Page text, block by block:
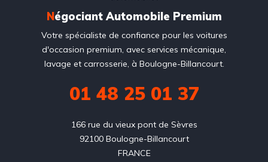
Négociant Automobile Premium
Votre spécialiste de confiance pour les voitures
d'occasion premium, avec services mécanique,
lavage et carrosserie, à Boulogne-Billancourt.
01 48 25 01 37
166 rue du vieux pont de Sèvres
92100 Boulogne-Billancourt
FRANCE